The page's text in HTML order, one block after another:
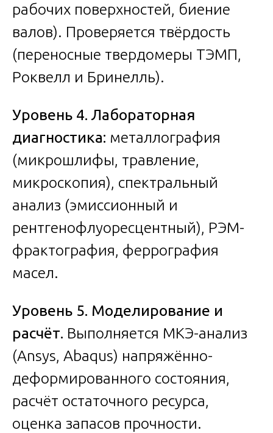
рабочих поверхностей, биение
валов). Проверяется твёрдость
(переносные твердомеры ТЭМП,
Роквелл и Бринелль).
Уровень 4. Лабораторная
диагностика: металлография
(микрошлифы, травление,
микроскопия), спектральный
анализ (эмиссионный и
рентгенофлуоресцентный), РЭМ-
фрактография, феррография
масел.
Уровень 5. Моделирование и
расчёт. Выполняется МКЭ-анализ
(Ansys, Abaqus) напряжённо-
деформированного состояния,
расчёт остаточного ресурса,
оценка запасов прочности.